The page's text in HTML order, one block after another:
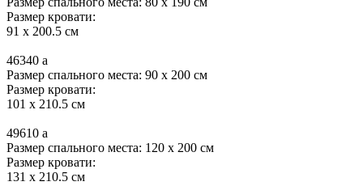
Размер кровати:
91 x 200.5 см
46340 a
Размер спального места: 90 x 200 см
Размер кровати:
101 x 210.5 см
49610 a
Размер спального места: 120 x 200 см
Размер кровати:
131 x 210.5 см